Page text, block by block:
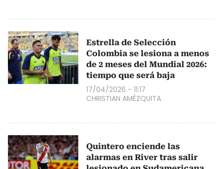
Estrella de Selección
Colombia se lesiona a menos
de 2 meses del Mundial 2026:
tiempo que será baja
17/04/2026 - 11:17
CHRISTIAN AMÉZQUITA
Quintero enciende las
alarmas en River tras salir